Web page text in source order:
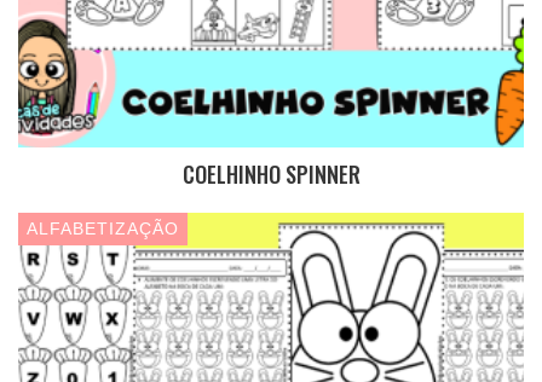
COELHINHO SPINNER
ALFABETIZAÇÃO